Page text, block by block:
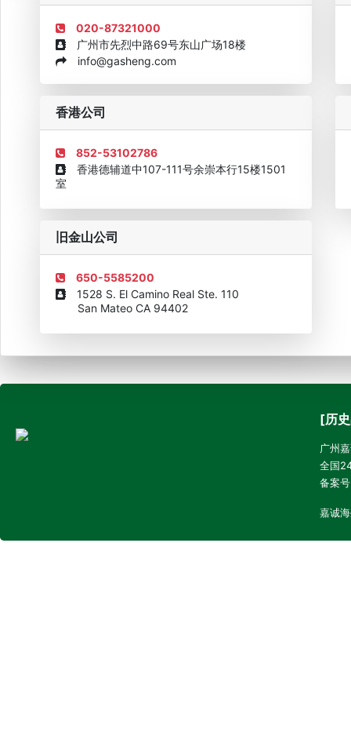
企业诚信AAAAA奖牌2015 欧美澳最具价值品牌移民机构
020-87321000
广州市先烈中路69号东山广场18楼
info@gasheng.com
香港公司
852-53102786
香港德辅道中107-111号余崇本行15楼1501
室
旧金山公司
650-5585200
1528 S. El Camino Real Ste. 110
San Mateo CA 94402
[历
广州
全国
备案
嘉诚